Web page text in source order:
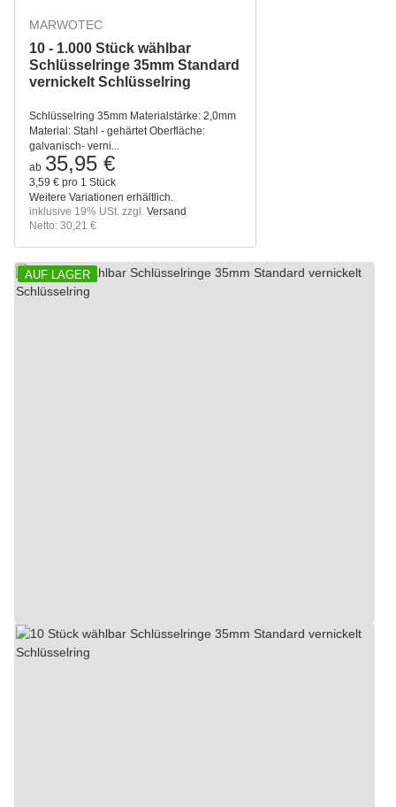
MARWOTEC
10 - 1.000 Stück wählbar
Schlüsselringe 35mm Standard
vernickelt Schlüsselring
Schlüsselring 35mm Materialstärke: 2,0mm
Material: Stahl - gehärtet Oberfläche:
galvanisch- verni...
ab 35,95 €
3,59 € pro 1 Stück
Weitere Variationen erhältlich.
inklusive 19% USt. zzgl. Versand
Netto: 30,21 €
AUF LAGER